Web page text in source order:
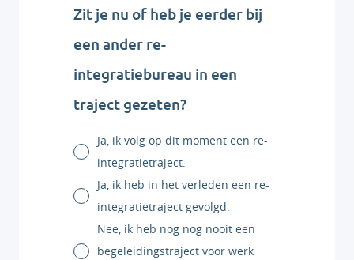
Zit je nu of heb je eerder bij
een ander re-
integratiebureau in een
traject gezeten?
Ja, ik volg op dit moment een re-
integratietraject.
Ja, ik heb in het verleden een re-
integratietraject gevolgd.
Nee, ik heb nog nog nooit een
begeleidingstraject voor werk